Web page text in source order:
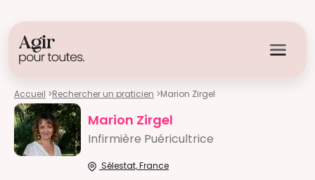
Accueil >Rechercher un praticien >Marion Zirgel
Marion Zirgel
Infirmière Puéricultrice
Sélestat, France